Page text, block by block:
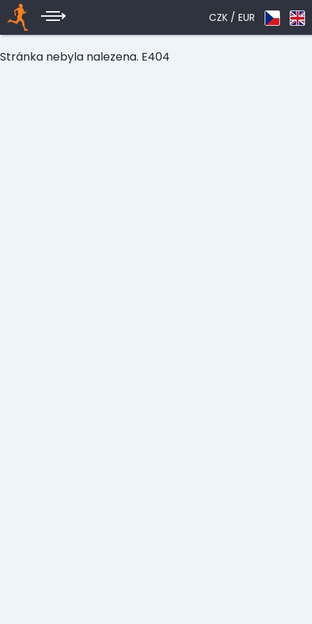
CZK / EUR
Stránka nebyla nalezena. E404